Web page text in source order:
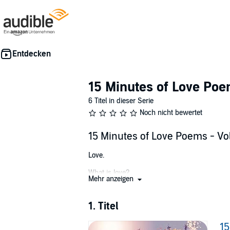
15 Minutes of Love
6 Titel in dieser Serie
Noch nicht bewertet
15 Minutes of Love Poems -
Love.
What is love?
Dictionaries summon up many words, but
Mehr anzeigen
1. Titel